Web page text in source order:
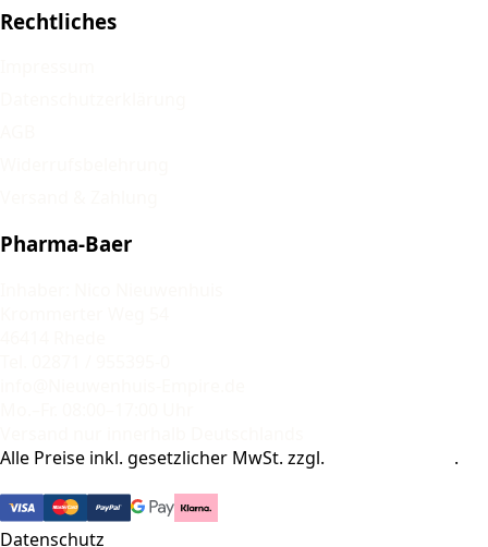
Rechtliches
Pharma-Baer
Alle Preise inkl. gesetzlicher MwSt. zzgl.
.
Datenschutz